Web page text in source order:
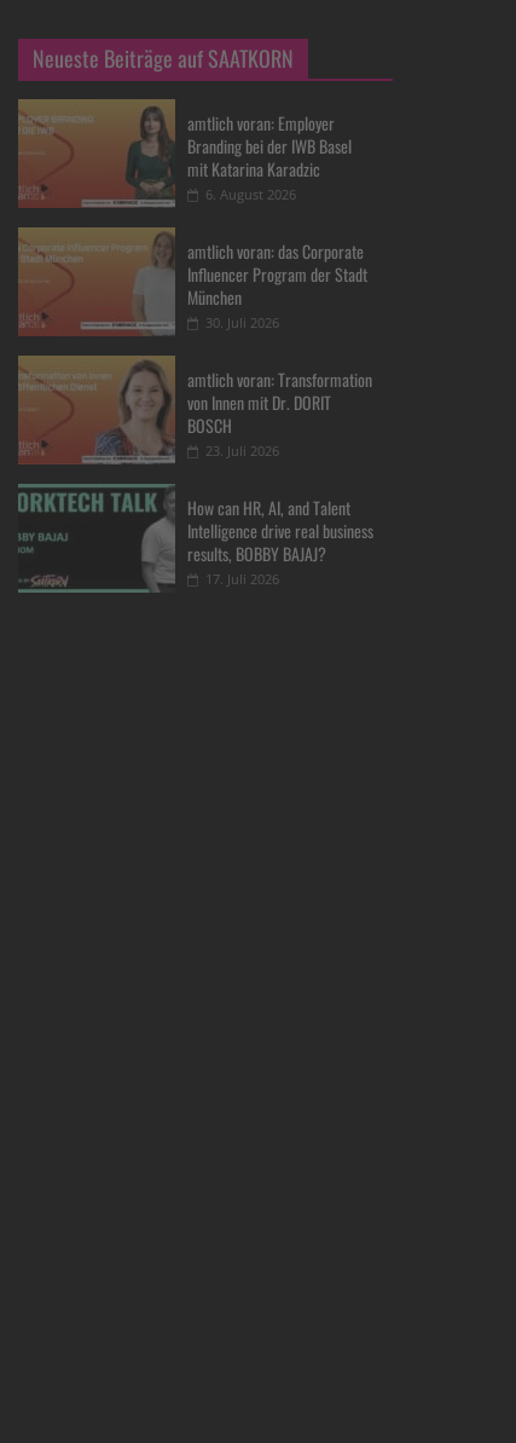
Neueste Beiträge auf SAATKORN
amtlich voran: Employer
Branding bei der IWB Basel
mit Katarina Karadzic
6. August 2026
amtlich voran: das Corporate
Influencer Program der Stadt
München
30. Juli 2026
amtlich voran: Transformation
von Innen mit Dr. DORIT
BOSCH
23. Juli 2026
How can HR, AI, and Talent
Intelligence drive real business
results, BOBBY BAJAJ?
17. Juli 2026